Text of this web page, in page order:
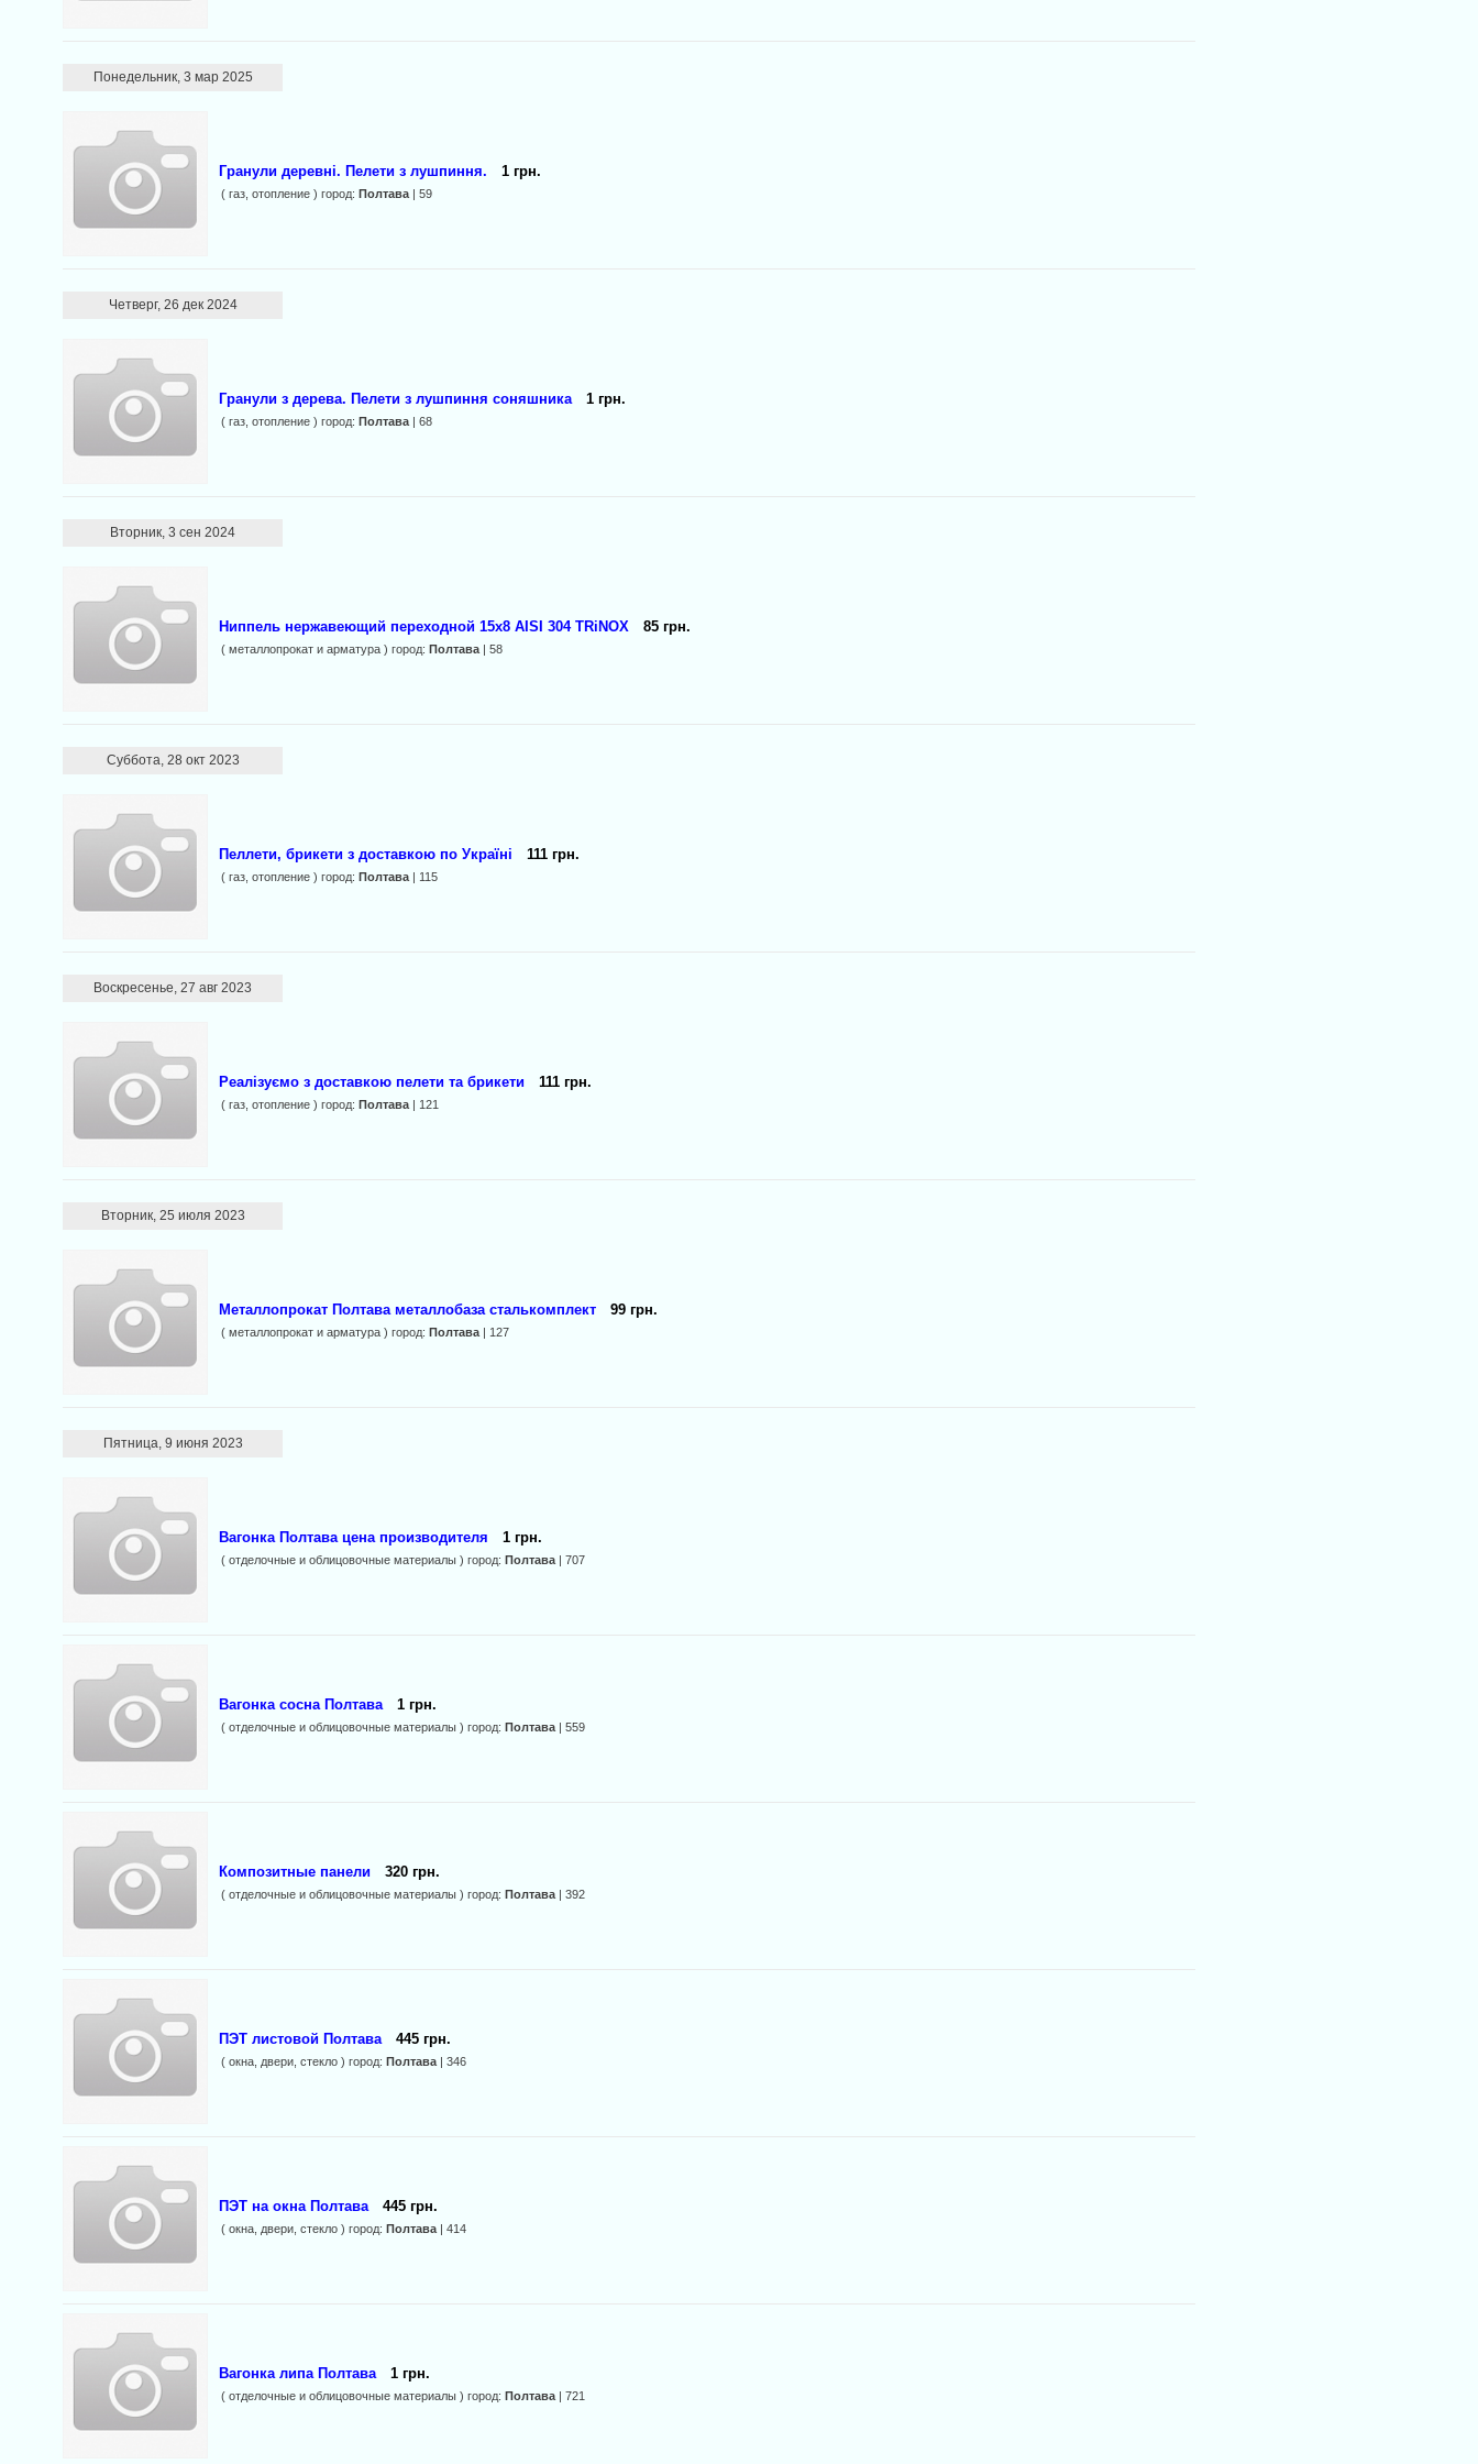
Понедельник, 3 мар 2025
Гранули деревні. Пелети з лушпиння. 1 грн.
( газ, отопление ) город:Полтава | 59
Четверг, 26 дек 2024
Гранули з дерева. Пелети з лушпиння соняшника 1 грн.
( газ, отопление ) город:Полтава | 68
Вторник, 3 сен 2024
Ниппель нержавеющий переходной 15х8 AISI 304 TRiNOX 85 грн.
( металлопрокат и арматура ) город:Полтава | 58
Суббота, 28 окт 2023
Пеллети, брикети з доставкою по Україні 111 грн.
( газ, отопление ) город:Полтава | 115
Воскресенье, 27 авг 2023
Реалізуємо з доставкою пелети та брикети 111 грн.
( газ, отопление ) город:Полтава | 121
Вторник, 25 июля 2023
Металлопрокат Полтава металлобаза сталькомплект 99 грн.
( металлопрокат и арматура ) город:Полтава | 127
Пятница, 9 июня 2023
Вагонка Полтава цена производителя 1 грн.
( отделочные и облицовочные материалы ) город:Полтава | 707
Вагонка сосна Полтава 1 грн.
( отделочные и облицовочные материалы ) город:Полтава | 559
Композитные панели 320 грн.
( отделочные и облицовочные материалы ) город:Полтава | 392
ПЭТ листовой Полтава 445 грн.
( окна, двери, стекло ) город:Полтава | 346
ПЭТ на окна Полтава 445 грн.
( окна, двери, стекло ) город:Полтава | 414
Вагонка липа Полтава 1 грн.
( отделочные и облицовочные материалы ) город:Полтава | 721